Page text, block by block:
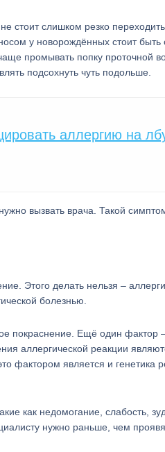
стоит слишком резко
у новорождённых стоит быть
промывать попку проточной
подсохнуть чуть подольше.
аллергию на
вызвать врача. Такой
Этого делать нельзя –
болезнью.
покраснение. Ещё один фактор –
аллергической реакции
фактором является и генетика
как недомогание, слабость,
нужно раньше, чем